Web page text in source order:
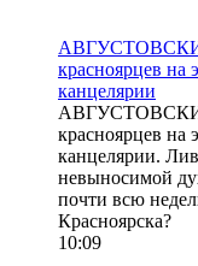
красноярцев на
канцелярии
красноярцев на
канцелярии.
невыносимой
почти всю
Красноярска?
10:09